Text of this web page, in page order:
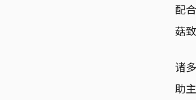
配
菇
诸
助